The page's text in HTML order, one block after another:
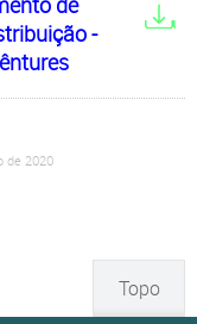
-
de 2020
Topo